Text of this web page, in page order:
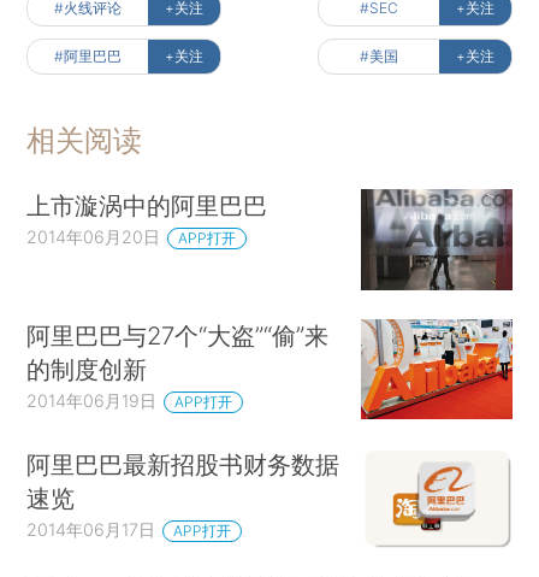
#火线评论 +关注 #SEC +关注
#阿里巴巴 +关注 #美国 +关注
相关阅读
上市漩涡中的阿里巴巴
2014年06月20日 APP打开
阿里巴巴与27个“大盗”“偷”来
的制度创新
2014年06月19日 APP打开
阿里巴巴最新招股书财务数据
速览
2014年06月17日 APP打开